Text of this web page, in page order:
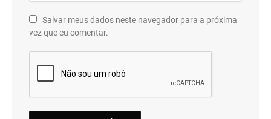
Salvar meus dados neste navegador para a próxima
vez que eu comentar.